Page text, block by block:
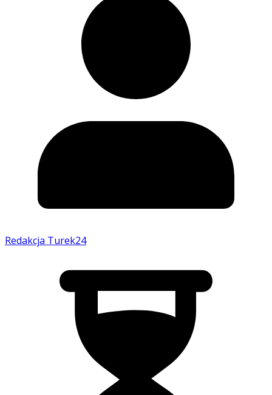
Redakcja Turek24